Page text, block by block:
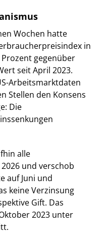
Wochen hatte
in
Prozent gegenüber
seit April 2023.
Arbeitsmarktdaten
Stellen den Konsens
Die
alle
und verschob
auf Juni und
keine Verzinsung
Gift. Das
2023 unter